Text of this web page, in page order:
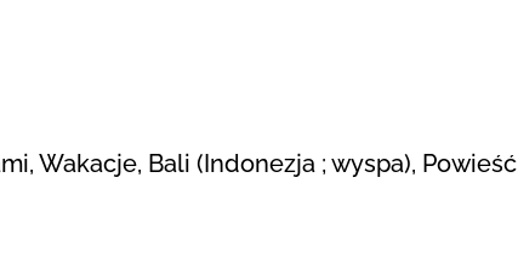
Wakacje, Bali (Indonezja ; wyspa), Powieść